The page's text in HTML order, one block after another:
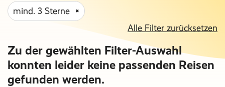
mind. 3 Sterne
Alle Filter zurücksetzen
Zu der gewählten Filter-Auswahl
konnten leider keine passenden Reisen
gefunden werden.